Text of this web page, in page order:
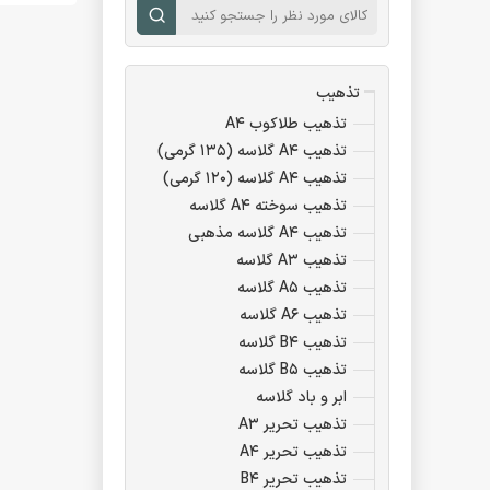
تذهیب
تذهیب طلاکوب A۴
تذهیب A۴ گلاسه (۱۳۵ گرمی)
تذهیب A۴ گلاسه (۱۲۰ گرمی)
تذهیب سوخته A۴ گلاسه
تذهیب A۴ گلاسه مذهبی
تذهیب A۳ گلاسه
تذهیب A۵ گلاسه
تذهیب A۶ گلاسه
تذهیب B۴ گلاسه
تذهیب B۵ گلاسه
ابر و باد گلاسه
تذهیب تحریر A۳
تذهیب تحریر A۴
تذهیب تحریر B۴